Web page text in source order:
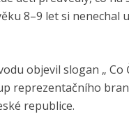
8–9 let si nenechal
objevil slogan „ Co
reprezentačního
republice.